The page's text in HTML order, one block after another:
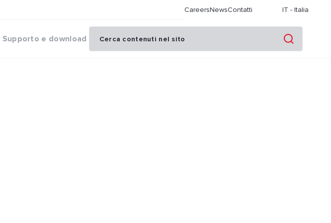
CareersNewsContatti IT - Italia
Supporto e download